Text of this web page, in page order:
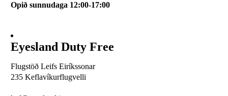
Opið sunnudaga 12:00-17:00
Eyesland Duty Free
Flugstöð Leifs Eiríkssonar
235 Keflavíkurflugvelli